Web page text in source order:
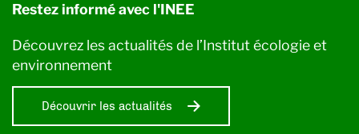
Restez informé avec l'INEE
Découvrez les actualités de l’Institut écologie et
environnement
Découvrir les actualités